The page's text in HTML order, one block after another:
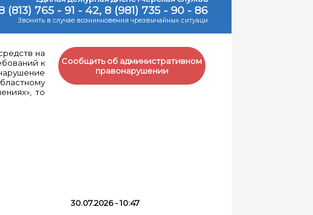
(813) 765 - 91 - 42, 8 (981) 735 - 90 - 86
Звонить в случае возникновения чрезвычайных ситуаци
на
к
то
Сообщить об административном
правонарушении
/
06
/
2026
Возобновление
работы
маршрута
№
1-
30.07.2026 - 10:47